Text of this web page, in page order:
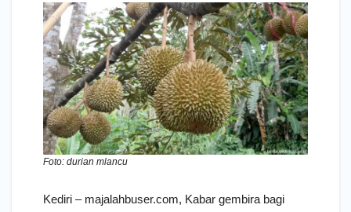
Foto: durian mlancu
Kediri – majalahbuser.com, Kabar gembira bagi